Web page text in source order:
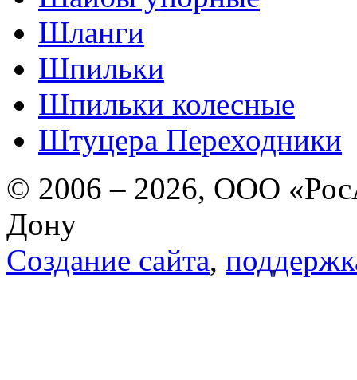
Шланги
Шпильки
Шпильки колесные
Штуцера Переходники
© 2006 – 2026, ООО
Дону
Создание сайта,